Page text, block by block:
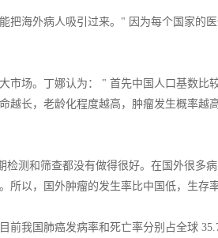
把海外病人吸引过来。" 因为每个国家的
市场。丁娜认为： " 首先中国人口基数比
越长，老龄化程度越高，肿瘤发生概率越
测和筛查都没有做得很好。在国外很多
所以，国外肿瘤的发生率比中国低，生存
前我国肺癌发病率和死亡率分别占全球